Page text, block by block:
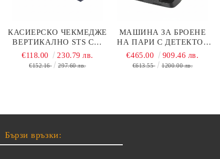
КАСИЕРСКО ЧЕКМЕДЖЕ
ВЕРТИКАЛНО STS CR-
170
€118.00 230.79 лв.
€152.16 297.60 лв.
МАШИНА ЗА БРОЕНЕ
НА ПАРИ С ДЕТЕКТОР
STS AL-N66 CIS|ЕЦБ
СЕРТИФИЦИРАН|
€465.00 909.46 лв.
€613.55 1200.00 лв.
Бързи връзки: